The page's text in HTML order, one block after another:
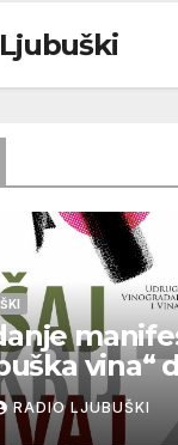
vina“
RADIO LJUBUŠKI